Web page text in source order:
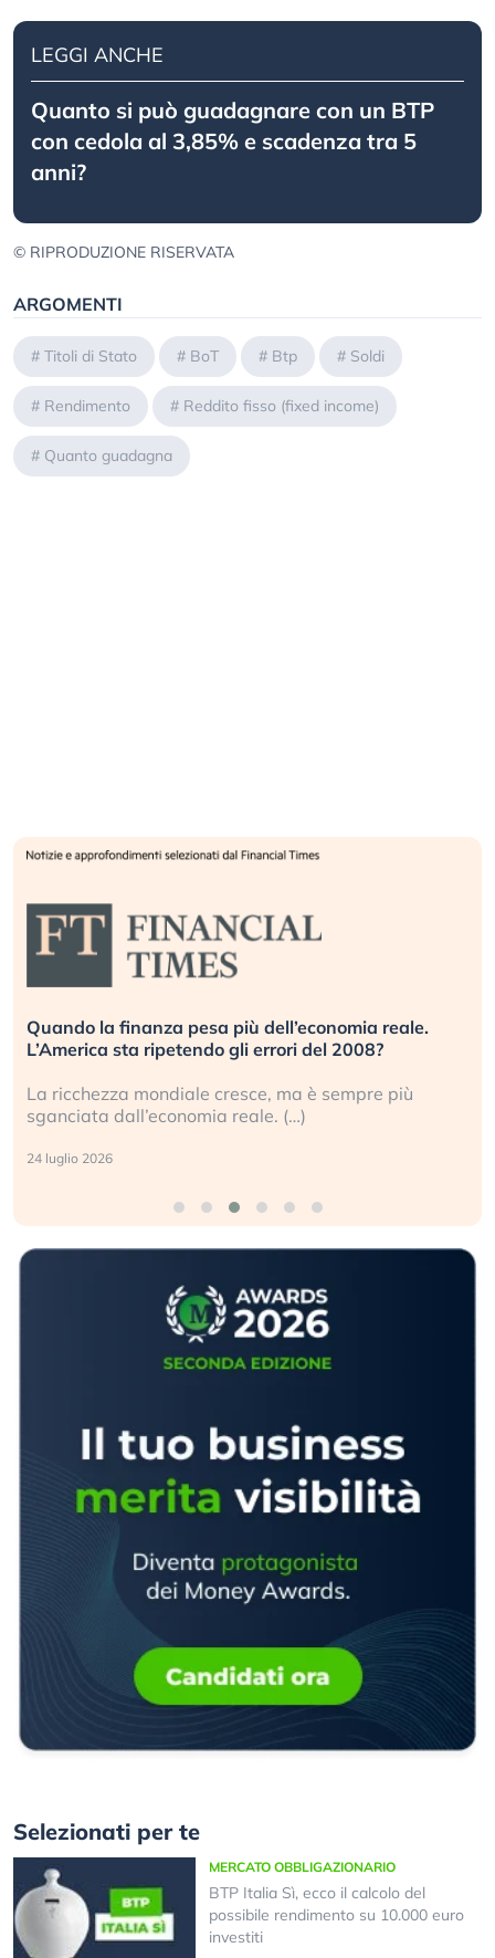
LEGGI ANCHE
Quanto si può guadagnare con un BTP
con cedola al 3,85% e scadenza tra 5
anni?
© RIPRODUZIONE RISERVATA
ARGOMENTI
# Titoli di Stato # BoT # Btp # Soldi
# Rendimento # Reddito fisso (fixed income)
# Quanto guadagna
Quando la finanza pesa più dell’economia reale.
L’America sta ripetendo gli errori del 2008?
La ricchezza mondiale cresce, ma è sempre più
sganciata dall’economia reale. (…)
24 luglio 2026
Selezionati per te
MERCATO OBBLIGAZIONARIO
BTP Italia Sì, ecco il calcolo del
possibile rendimento su 10.000 euro
investiti